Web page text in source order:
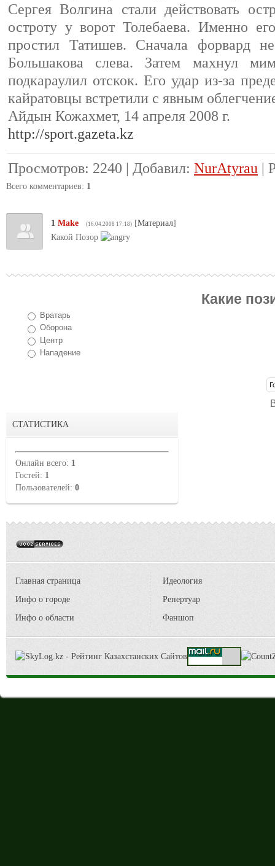
Сергея Волгина стали действовать
остроту у ворот Толебаева. Именно
простил Татишев. Сначала форвард
Большакова слева. Затем махнул
подкараулил отскок. Его удар из-за
кайратовцы встретили с явным
Айдын Кожахмет, 14 апреля 2008 г.
http://sport.gazeta.kz
Просмотров: 2240 | Добавил: NurAtyrau |
Всего комментариев: 1
1 Make (16.04.2008 17:18) [Материал]
Какой Позор
Какие
Вратарь
Оборона
Центр
Нападение
СТАТИСТИКА
Онлайн всего: 1
Гостей: 1
Пользователей: 0
Главная страница
Инфо о городе
Инфо о области
Идеология
Репертуар
Фаншоп